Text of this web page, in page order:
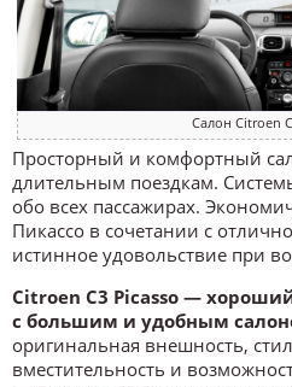
Салон Citroen
Просторный и комфортный
длительным поездкам.
обо всех пассажирах.
Пикассо в сочетании с
истинное удовольствие при
Citroen C3 Picasso —
с большим и удобным
оригинальная внешность,
вместительность и